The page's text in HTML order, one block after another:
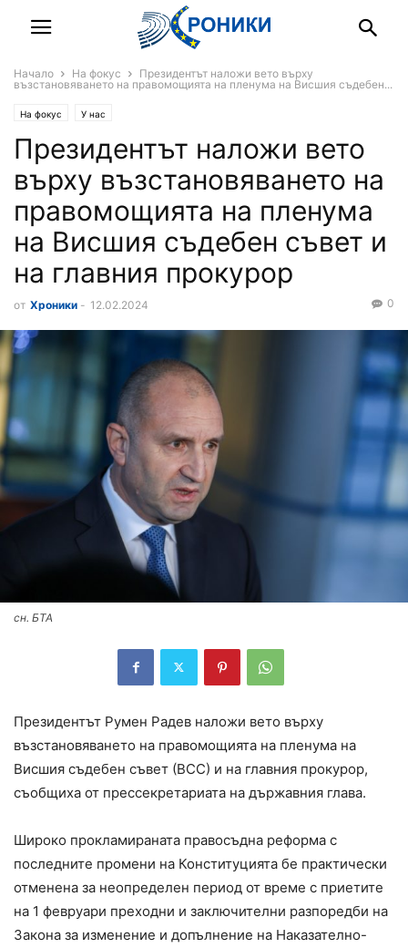
Начало На фокус
Президентът наложи вето върху
възстановяването на правомощията на пленума на Висшия съдебен...
На фокус У нас
Президентът наложи вето
върху възстановяването на
правомощията на пленума
на Висшия съдебен съвет и
на главния прокурор
от Хроники - 12.02.2024 0
сн. БТА
Президентът Румен Радев наложи вето върху
възстановяването на правомощията на пленума на
Висшия съдебен съвет (ВСС) и на главния прокурор,
съобщиха от прессекретариата на държавния глава.
Широко прокламираната правосъдна реформа с
последните промени на Конституцията бе практически
отменена за неопределен период от време с приетите
на 1 февруари преходни и заключителни разпоредби на
Закона за изменение и допълнение на Наказателно-